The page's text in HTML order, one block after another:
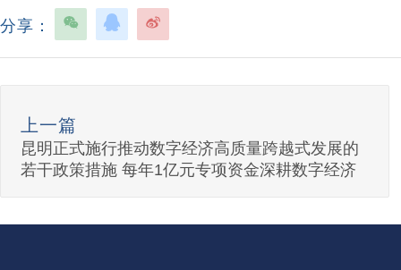
分享：
上一篇
昆明正式施行推动数字经济高质量跨越式发展的
若干政策措施 每年1亿元专项资金深耕数字经济